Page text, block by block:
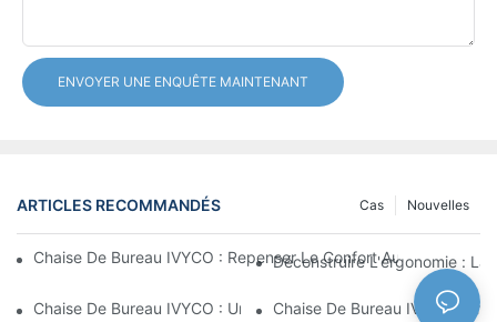
ENVOYER UNE ENQUÊTE MAINTENANT
ARTICLES RECOMMANDÉS Nouvelles
Cas
Chaise De Bureau IVYCO : Repenser Le Confort Au Bureau
Déconstruire L'ergonomie : La
Chaise De Bureau IVYCO : Un Confort Optimal Grâce À Une
Chaise De Bureau IVYCO :